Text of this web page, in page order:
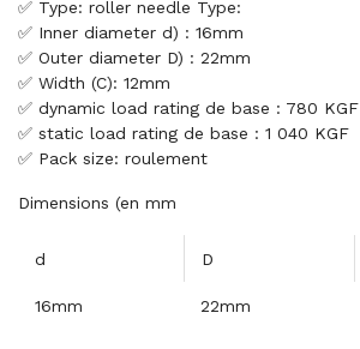
✅ Type: roller needle Type:
✅ Inner diameter d) : 16mm
✅ Outer diameter D) : 22mm
✅ Width (C): 12mm
✅ dynamic load rating de base : 780 KGF
✅ static load rating de base : 1 040 KGF
✅ Pack size: roulement
Dimensions (en mm
d D
16mm 22mm